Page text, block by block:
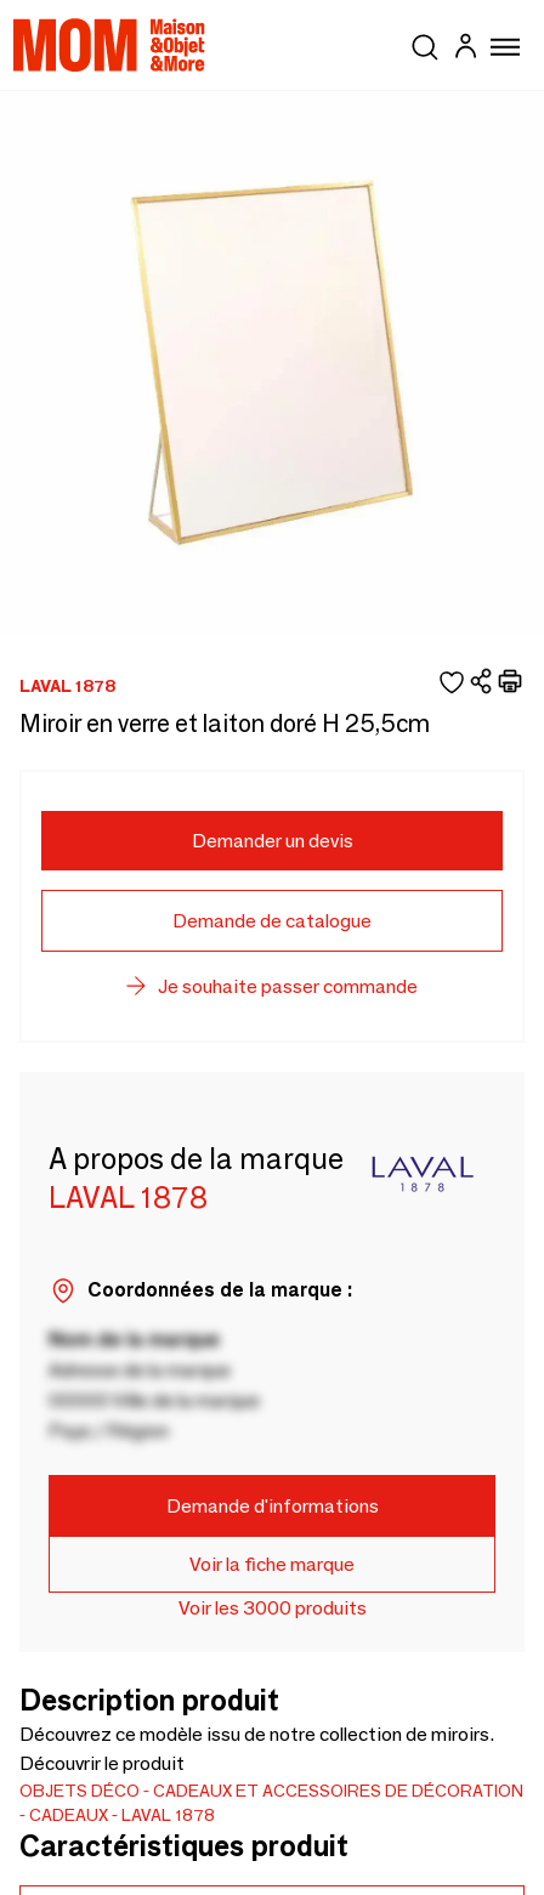
LAVAL 1878
Miroir en verre et laiton doré H 25,5cm
Demander un devis
Demande de catalogue
Je souhaite passer commande
A propos de la marque
LAVAL 1878
Coordonnées de la marque :
Nom de la marque
Adresse de la marque
00000 Ville de la marque
Pays / Région
Demande d'informations
Voir la fiche marque
Voir les 3000 produits
Description produit
Découvrez ce modèle issu de notre collection de miroirs.
Découvrir le produit
OBJETS DÉCO
CADEAUX ET ACCESSOIRES DE DÉCORATION
CADEAUX
LAVAL 1878
Caractéristiques produit